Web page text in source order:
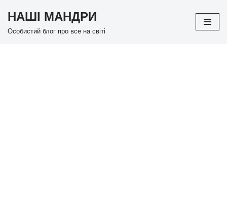
Перейти
НАШІ МАНДРИ
Особистий блог про все на світі